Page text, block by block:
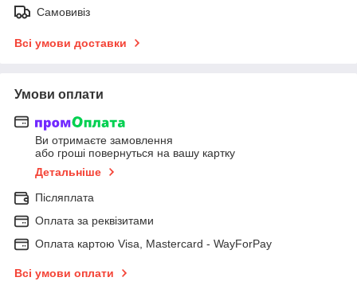
Самовивіз
Всі умови доставки
Умови оплати
Ви отримаєте замовлення
або гроші повернуться на вашу картку
Детальніше
Післяплата
Оплата за реквізитами
Оплата картою Visa, Mastercard - WayForPay
Всі умови оплати